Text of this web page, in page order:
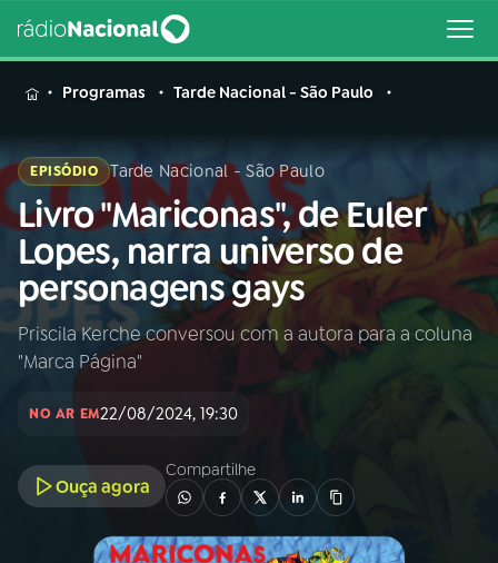
MENU
Buscar
na
Rádio
Nacional
Buscar
AO VIVO
INÍCIO
A RÁDIO
PROGRAMAÇÃO
Programas Tarde Nacional - São Paulo
EPISÓDIO Tarde Nacional - São Paulo
Livro "Mariconas", de Euler
Lopes, narra universo de
personagens gays
Priscila Kerche conversou com a autora para a coluna
"Marca Página"
NO AR EM22/08/2024, 19:30
Ouça agora
Compartilhe